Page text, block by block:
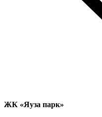
ЖК «Яуза парк»